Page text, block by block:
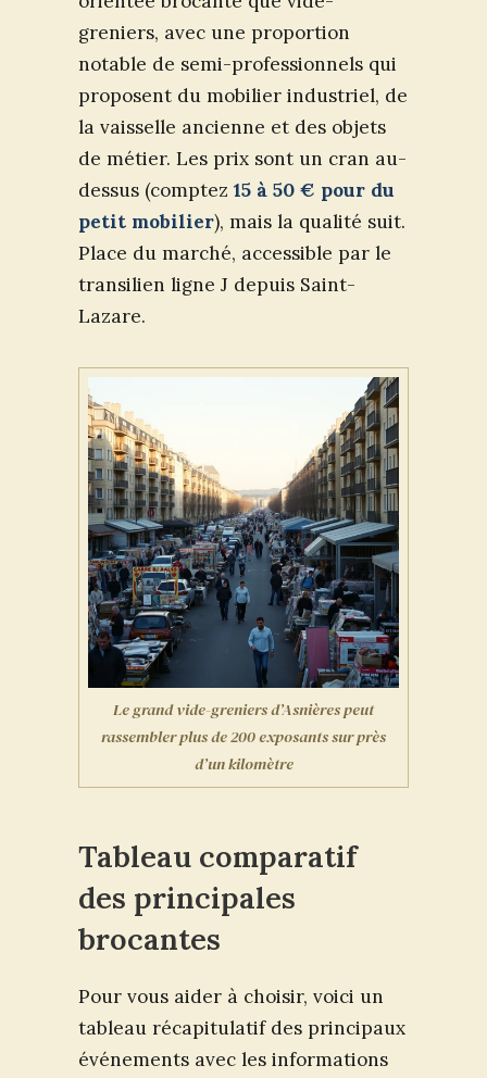
greniers, avec une proportion
notable de semi-professionnels qui
proposent du mobilier industriel, de
la vaisselle ancienne et des objets
de métier. Les prix sont un cran au-
dessus (comptez 15 à 50 € pour du
petit mobilier), mais la qualité suit.
Place du marché, accessible par le
transilien ligne J depuis Saint-
Lazare.
Le grand vide-greniers d’Asnières peut
rassembler plus de 200 exposants sur près
d’un kilomètre
Tableau comparatif
des principales
brocantes
Pour vous aider à choisir, voici un
tableau récapitulatif des principaux
événements avec les informations